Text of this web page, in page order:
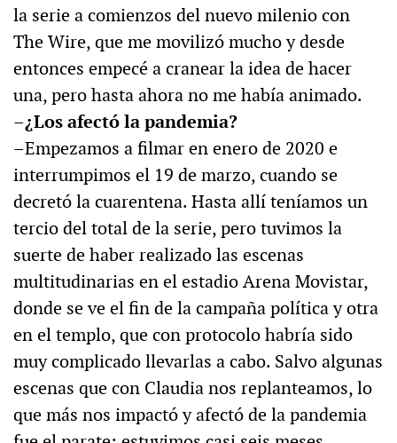
la serie a comienzos del nuevo milenio con
The Wire, que me movilizó mucho y desde
entonces empecé a cranear la idea de hacer
una, pero hasta ahora no me había animado.
–¿Los afectó la pandemia?
–Empezamos a filmar en enero de 2020 e
interrumpimos el 19 de marzo, cuando se
decretó la cuarentena. Hasta allí teníamos un
tercio del total de la serie, pero tuvimos la
suerte de haber realizado las escenas
multitudinarias en el estadio Arena Movistar,
donde se ve el fin de la campaña política y otra
en el templo, que con protocolo habría sido
muy complicado llevarlas a cabo. Salvo algunas
escenas que con Claudia nos replanteamos, lo
que más nos impactó y afectó de la pandemia